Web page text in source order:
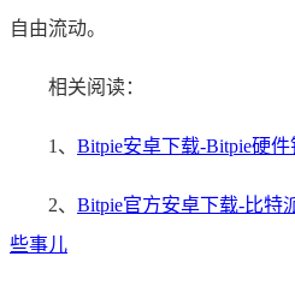
自由流动。
相关阅读：
1、 Bitpie安卓下载-Bitpie硬
2、 Bitpie官方安卓下载-比特
些事儿